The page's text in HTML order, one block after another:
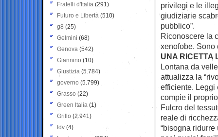
privilegi e le
giudiziarie
pubblico”.
Riconoscere la
xenofobe. Sono
UNA RICETTA
Lontana da
attualizza la
efficiente. Leggi
compie il
Fulcro del
reale di
“bisogna
Fratelli d'Italia (291)
Futuro e Libertà (510)
g8 (25)
Gelmini (68)
Genova (542)
Giannino (10)
Giustizia (5.784)
governo (5.799)
Grasso (22)
Green Italia (1)
Grillo (2.941)
Idv (4)